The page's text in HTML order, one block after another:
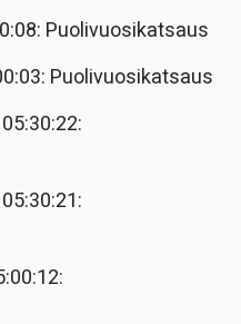
Puolivuosikatsaus
Puolivuosikatsaus